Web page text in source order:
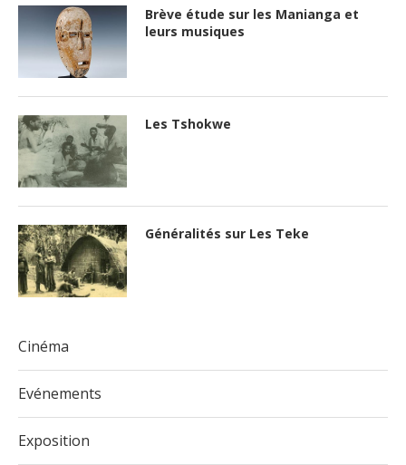
Brève étude sur les Manianga et
leurs musiques
Les Tshokwe
Généralités sur Les Teke
Cinéma
Evénements
Exposition